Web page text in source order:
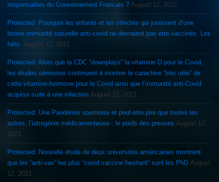
responsables du Gouvernement Francais ? August 12, 2021
Protected: Pourquoi les enfants et les infectés qui jouissent d’une
bonne immunité naturelle anti-covid ne devraient pas etre vaccinés. Les
faits.
August 12, 2021
Protected: Alors que la CDC “downplays” la vitamine D pour le Covid,
les études sérieuses continuent à montrer le caractère “très utile” de
cette vitamine-hormone pour le Covid ainsi que l’immunité anti-Covid
acquise suite à une infection August 12, 2021
Protected: Une Pandémie sournoise et peut-etre pire que toutes les
autres, l’iatrogénie médicamenteuse : le poids des preuves August 12,
2021
Protected: Nouvelle étude de deux universités américaines montrent
que les “anti-vax” les plus “covid vaccine hesitant” sont les PhD August
12, 2021